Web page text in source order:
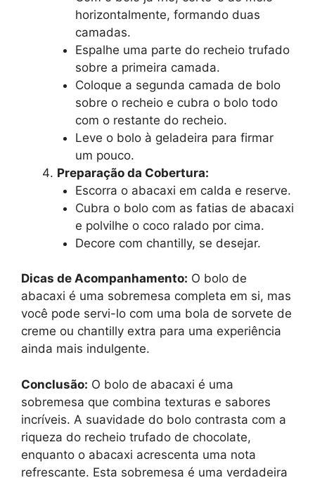
horizontalmente, formando duas
camadas.
Espalhe uma parte do recheio trufado
sobre a primeira camada.
Coloque a segunda camada de bolo
sobre o recheio e cubra o bolo todo
com o restante do recheio.
Leve o bolo à geladeira para firmar
um pouco.
Preparação da Cobertura:
Escorra o abacaxi em calda e reserve.
Cubra o bolo com as fatias de abacaxi
e polvilhe o coco ralado por cima.
Decore com chantilly, se desejar.
Dicas de Acompanhamento: O bolo de
abacaxi é uma sobremesa completa em si, mas
você pode servi-lo com uma bola de sorvete de
creme ou chantilly extra para uma experiência
ainda mais indulgente.
Conclusão: O bolo de abacaxi é uma
sobremesa que combina texturas e sabores
incríveis. A suavidade do bolo contrasta com a
riqueza do recheio trufado de chocolate,
enquanto o abacaxi acrescenta uma nota
refrescante. Esta sobremesa é uma verdadeira